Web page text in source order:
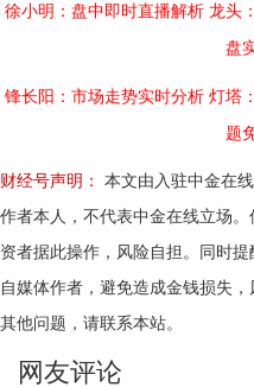
徐小明：盘中即时直播解析 龙头
盘
锋长阳：市场走势实时分析 灯塔
题
财经号声明：
本文由入驻中金在
作者本人，不代表中金在线立场
资者据此操作，风险自担。同时
自媒体作者，避免造成金钱损失
其他问题，请联系本站。